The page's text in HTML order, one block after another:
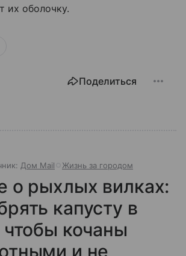
их оболочку.
Поделиться
Дом Mail Жизнь за городом
о рыхлых вилках:
капусту в
чтобы кочаны
и не